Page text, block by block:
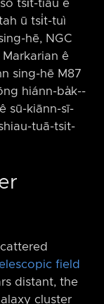
tsi̍t-tiâu ê
ū tsi̍t-tuì
hē, NGC
ê
sing-hē M87
hiánn-ba̍k-⁠-
sū-kiānn-sī-
tuā-tsit-
field
distant, the
cluster